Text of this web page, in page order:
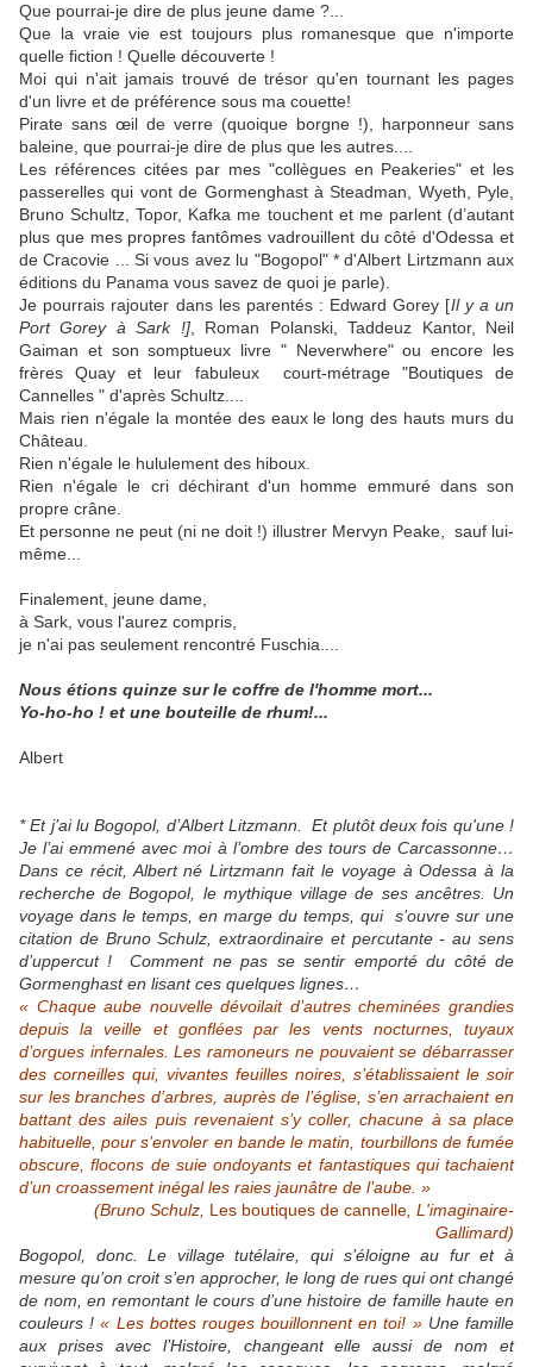
Que pourrai-je dire de plus jeune dame ?...
Que la vraie vie est toujours plus romanesque que n'importe
quelle fiction ! Quelle découverte !
Moi qui n'ait jamais trouvé de trésor qu'en tournant les pages
d'un livre et de préférence sous ma couette!
Pirate sans œil de verre (quoique borgne !), harponneur sans
baleine, que pourrai-je dire de plus que les autres....
Les références citées par mes "collègues en Peakeries" et les
passerelles qui vont de Gormenghast à Steadman, Wyeth, Pyle,
Bruno Schultz, Topor, Kafka me touchent et me parlent (d’autant
plus que mes propres fantômes vadrouillent du côté d'Odessa et
de Cracovie ... Si vous avez lu "Bogopol" * d'Albert Lirtzmann aux
éditions du Panama vous savez de quoi je parle).
Je pourrais rajouter dans les parentés : Edward Gorey [Il y a un
Port Gorey à Sark !], Roman Polanski, Taddeuz Kantor, Neil
Gaiman et son somptueux livre " Neverwhere" ou encore les
frères Quay et leur fabuleux court-métrage "Boutiques de
Cannelles " d'après Schultz....
Mais rien n'égale la montée des eaux le long des hauts murs du
Château.
Rien n'égale le hululement des hiboux.
Rien n'égale le cri déchirant d'un homme emmuré dans son
propre crâne.
Et personne ne peut (ni ne doit !) illustrer Mervyn Peake, sauf lui-
même...
Finalement, jeune dame,
à Sark, vous l'aurez compris,
je n'ai pas seulement rencontré Fuschia....
Nous étions quinze sur le coffre de l'homme mort...
Yo-ho-ho ! et une bouteille de rhum!...
Albert
* Et j’ai lu Bogopol, d’Albert Litzmann. Et plutôt deux fois qu'une !
Je l’ai emmené avec moi à l’ombre des tours de Carcassonne…
Dans ce récit, Albert né Lirtzmann fait le voyage à Odessa à la
recherche de Bogopol, le mythique village de ses ancêtres. Un
voyage dans le temps, en marge du temps, qui s’ouvre sur une
citation de Bruno Schulz, extraordinaire et percutante - au sens
d’uppercut !
Comment ne pas se sentir emporté du côté de
Gormenghast en lisant ces quelques lignes…
« Chaque aube nouvelle dévoilait d’autres cheminées grandies
depuis la veille et gonflées par les vents nocturnes, tuyaux
d’orgues infernales. Les ramoneurs ne pouvaient se débarrasser
des corneilles qui, vivantes feuilles noires, s’établissaient le soir
sur les branches d’arbres, auprès de l’église, s’en arrachaient en
battant des ailes puis revenaient s’y coller, chacune à sa place
habituelle, pour s’envoler en bande le matin, tourbillons de fumée
obscure, flocons de suie ondoyants et fantastiques qui tachaient
d’un croassement inégal les raies jaunâtre de l’aube. »
(Bruno Schulz, Les boutiques de cannelle , L'imaginaire-
Gallimard)
Bogopol, donc. Le village tutélaire, qui s’éloigne au fur et à
mesure qu’on croit s’en approcher, le long de rues qui ont changé
de nom, en remontant le cours d’une histoire de famille haute en
couleurs !« Les bottes rouges bouillonnent en toi! »Une famille
aux prises avec l’Histoire, changeant elle aussi de nom et